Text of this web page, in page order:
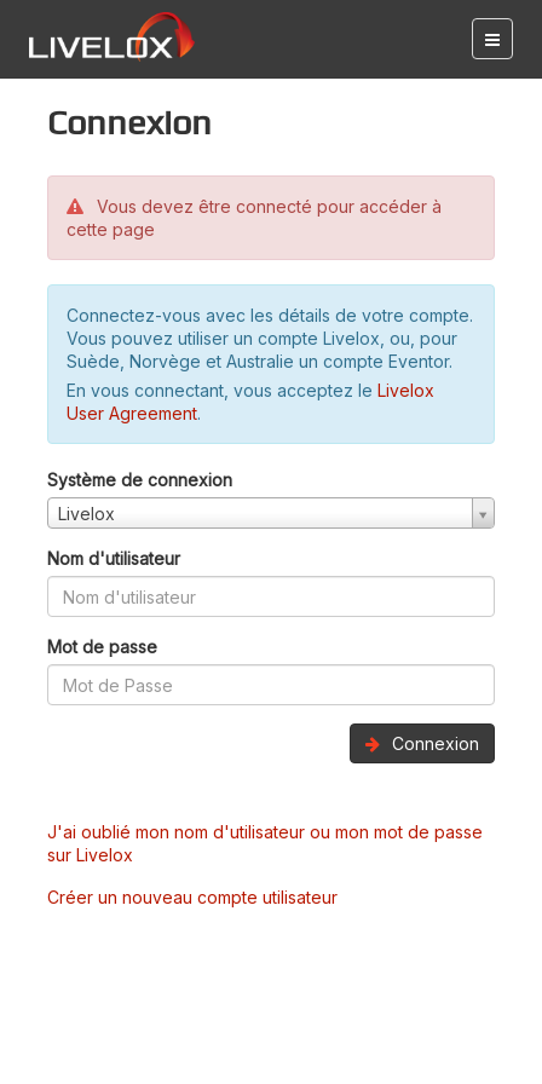
Connexion
Vous devez être connecté pour accéder à
cette page
Connectez-vous avec les détails de votre compte.
Vous pouvez utiliser un compte Livelox, ou, pour
Suède, Norvège et Australie un compte Eventor.
En vous connectant, vous acceptez le Livelox
User Agreement.
Système de connexion
Livelox
Nom d'utilisateur
Mot de passe
Connexion
J'ai oublié mon nom d'utilisateur ou mon mot de passe
sur Livelox
Créer un nouveau compte utilisateur